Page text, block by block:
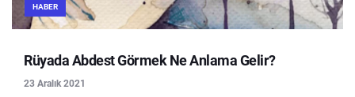
HABER
Rüyada Abdest Görmek Ne Anlama Gelir?
23 Aralık 2021